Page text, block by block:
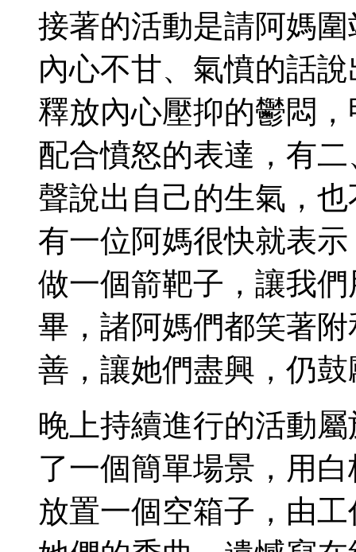
接著的活動是請阿媽
內心不甘、氣憤的話
釋放內心壓抑的鬱悶
配合憤怒的表達，有
聲說出自己的生氣，
有一位阿媽很快就表
做一個箭靶子，讓我
畢，諸阿媽們都笑著
善，讓她們盡興，仍
晚上持續進行的活動
了一個簡單場景，用
放置一個空箱子，由